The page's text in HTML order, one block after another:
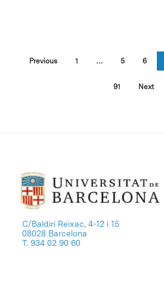
Previous 1 … 5 6
91 Next
C/Baldiri Reixac, 4-12 i 15
08028 Barcelona
T. 934 02 90 60